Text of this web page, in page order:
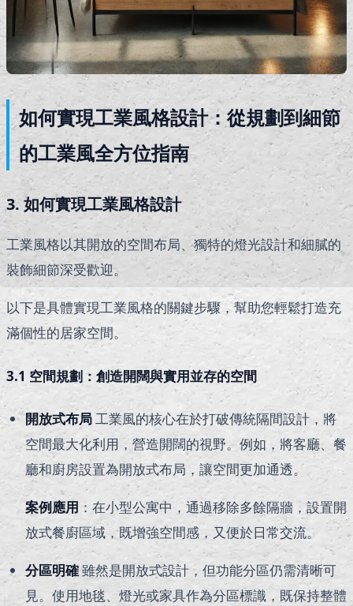
如何實現工業風格設計：從規劃到細節
的工業風全方位指南
3. 如何實現工業風格設計
工業風格以其開放的空間布局、獨特的燈光設計和細膩的
裝飾細節深受歡迎。
以下是具體實現工業風格的關鍵步驟，幫助您輕鬆打造充
滿個性的居家空間。
3.1 空間規劃：創造開闊與實用並存的空間
開放式布局工業風的核心在於打破傳統隔間設計，將
空間最大化利用，營造開闊的視野。例如，將客廳、餐
廳和廚房設置為開放式布局，讓空間更加通透。
案例應用 ：在小型公寓中，通過移除多餘隔牆，設置開
放式餐廚區域，既增強空間感，又便於日常交流。
分區明確雖然是開放式設計，但功能分區仍需清晰可
見。使用地毯、燈光或家具作為分區標識，既保持整體